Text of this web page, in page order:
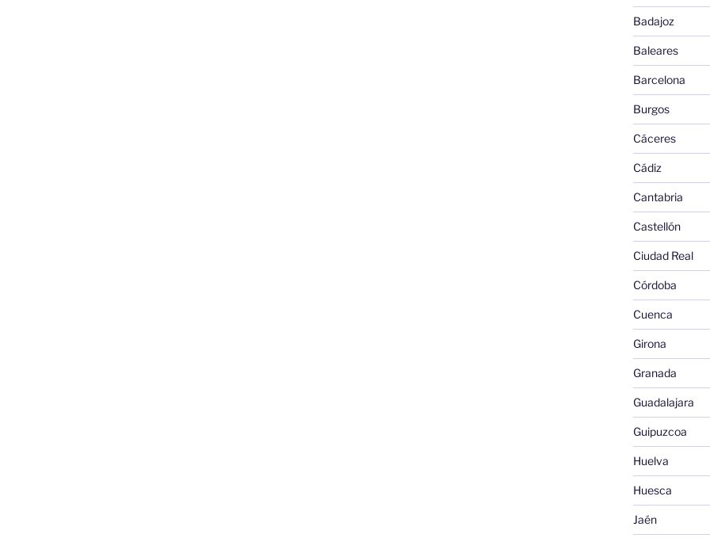
Badajoz
Baleares
Barcelona
Burgos
Cáceres
Cádiz
Cantabria
Castellón
Ciudad Real
Córdoba
Cuenca
Girona
Granada
Guadalajara
Guipuzcoa
Huelva
Huesca
Jaén